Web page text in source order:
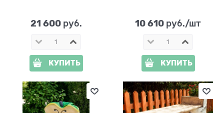
21 600 руб.
КУПИТЬ
10 610 руб./шт
КУПИТЬ